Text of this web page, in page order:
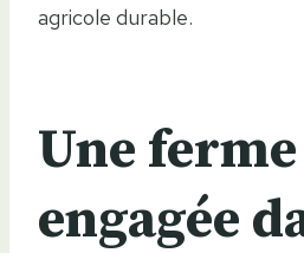
agricole durable.
Une ferme
engagée